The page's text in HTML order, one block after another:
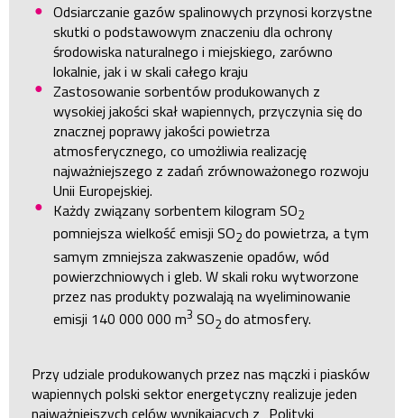
Odsiarczanie gazów spalinowych przynosi korzystne
skutki o podstawowym znaczeniu dla ochrony
środowiska naturalnego i miejskiego, zarówno
lokalnie, jak i w skali całego kraju
Zastosowanie sorbentów produkowanych z
wysokiej jakości skał wapiennych, przyczynia się do
znacznej poprawy jakości powietrza
atmosferycznego, co umożliwia realizację
najważniejszego z zadań zrównoważonego rozwoju
Unii Europejskiej.
Każdy związany sorbentem kilogram SO2
pomniejsza wielkość emisji SO2 do powietrza, a tym
samym zmniejsza zakwaszenie opadów, wód
powierzchniowych i gleb. W skali roku wytworzone
przez nas produkty pozwalają na wyeliminowanie
emisji 140 000 000 m3 SO2 do atmosfery.
Przy udziale produkowanych przez nas mączki i piasków
wapiennych polski sektor energetyczny realizuje jeden
najważniejszych celów wynikających z „Polityki